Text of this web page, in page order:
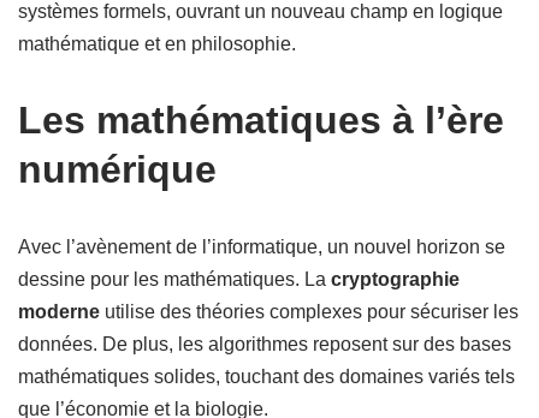
systèmes formels, ouvrant un nouveau champ en logique
mathématique et en philosophie.
Les mathématiques à l’ère
numérique
Avec l’avènement de l’informatique, un nouvel horizon se
dessine pour les mathématiques. La cryptographie
moderne utilise des théories complexes pour sécuriser les
données. De plus, les algorithmes reposent sur des bases
mathématiques solides, touchant des domaines variés tels
que l’économie et la biologie.